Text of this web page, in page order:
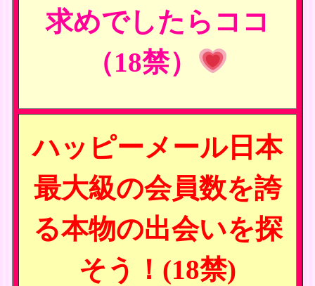
求めでしたらココ
（18禁）
ハッピーメール日本
最大級の会員数を誇
る本物の出会いを探
そう！(18禁)